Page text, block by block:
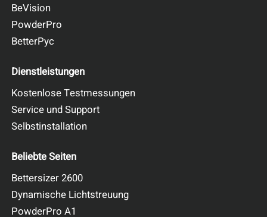
BeVision
PowderPro
BetterPyc
Dienstleistungen
Kostenlose Testmessungen
Service und Support
Selbstinstallation
Beliebte Seiten
Bettersizer 2600
Dynamische Lichtstreuung
PowderPro A1